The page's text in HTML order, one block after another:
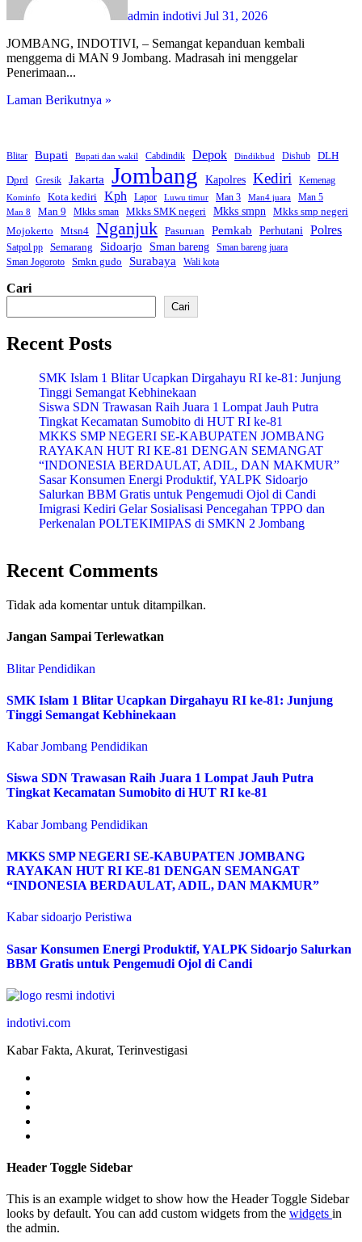
admin indotivi Jul 31, 2026
JOMBANG, INDOTIVI, – Semangat kepanduan kembali
menggema di MAN 9 Jombang. Madrasah ini menggelar
Penerimaan...
Laman Berikutnya »
Blitar Bupati Bupati dan wakil Cabdindik Depok Dindikbud Dishub DLH
Dprd Gresik Jakarta Jombang Kapolres Kediri Kemenag
Kominfo Kota kediri Kph Lapor Luwu timur Man 3 Man4 juara Man 5
Man 8 Man 9 Mkks sman Mkks SMK negeri Mkks smpn Mkks smp negeri
Mojokerto Mtsn4 Nganjuk Pasuruan Pemkab Perhutani Polres
Satpol pp Semarang Sidoarjo Sman bareng
Sman bareng juara
Sman Jogoroto
Smkn gudo Surabaya Wali kota
Cari
Cari
Recent Posts
SMK Islam 1 Blitar Ucapkan Dirgahayu RI ke-81: Junjung
Tinggi Semangat Kebhinekaan
Siswa SDN Trawasan Raih Juara 1 Lompat Jauh Putra
Tingkat Kecamatan Sumobito di HUT RI ke-81
MKKS SMP NEGERI SE-KABUPATEN JOMBANG
RAYAKAN HUT RI KE-81 DENGAN SEMANGAT
“INDONESIA BERDAULAT, ADIL, DAN MAKMUR”
Sasar Konsumen Energi Produktif, YALPK Sidoarjo
Salurkan BBM Gratis untuk Pengemudi Ojol di Candi
Imigrasi Kediri Gelar Sosialisasi Pencegahan TPPO dan
Perkenalan POLTEKIMIPAS di SMKN 2 Jombang
Recent Comments
Tidak ada komentar untuk ditampilkan.
Jangan Sampai Terlewatkan
BlitarPendidikan
SMK Islam 1 Blitar Ucapkan Dirgahayu RI ke-81: Junjung
Tinggi Semangat Kebhinekaan
Kabar Jombang Pendidikan
Siswa SDN Trawasan Raih Juara 1 Lompat Jauh Putra
Tingkat Kecamatan Sumobito di HUT RI ke-81
Kabar Jombang Pendidikan
MKKS SMP NEGERI SE-KABUPATEN JOMBANG
RAYAKAN HUT RI KE-81 DENGAN SEMANGAT
“INDONESIA BERDAULAT, ADIL, DAN MAKMUR”
Kabar sidoarjo Peristiwa
Sasar Konsumen Energi Produktif, YALPK Sidoarjo Salurkan
BBM Gratis untuk Pengemudi Ojol di Candi
indotivi.com
Kabar Fakta, Akurat, Terinvestigasi
Header Toggle Sidebar
This is an example widget to show how the Header Toggle Sidebar
looks by default. You can add custom widgets from the widgets in
the admin.